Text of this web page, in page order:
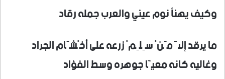
وكيف يهنأ نوم عيني والعرب جمله رقاد
ما يرقد إلاَّ مَنْ سِلِمْ زرعه على أخْشَام الجراد
وغاليه كانه معيَّا جوهره وسط الفؤاد